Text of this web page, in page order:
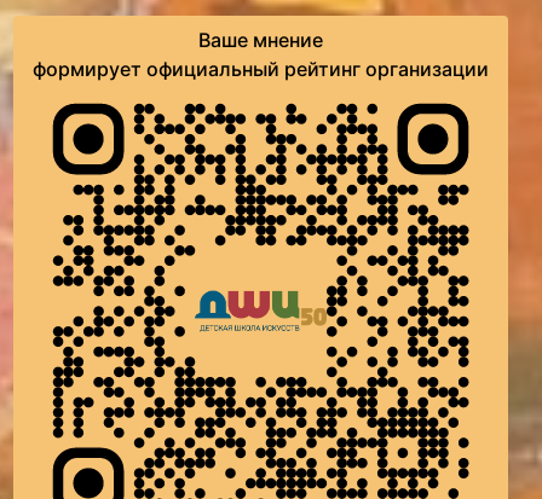
Ваше мнение
формирует официальный рейтинг организации